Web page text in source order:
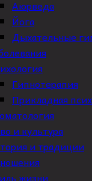
Аюрведа
Йога
Дыхательные
Гипнотерапия
Прикладная
и культура
и традиции
жизни